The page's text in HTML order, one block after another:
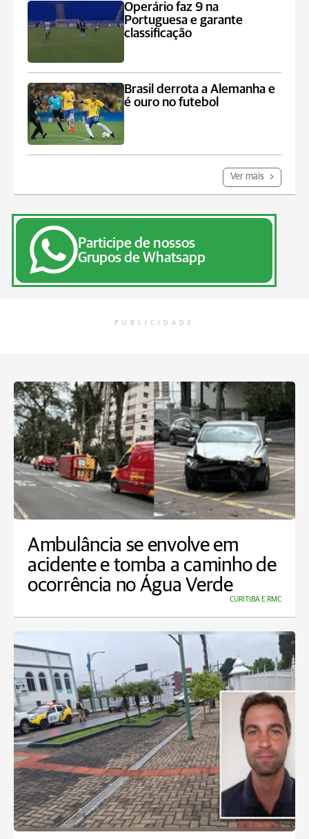
Operário faz 9 na
Portuguesa e garante
classificação
Brasil derrota a Alemanha e
é ouro no futebol
Ver mais
Participe de nossos
Grupos de Whatsapp
PUBLICIDADE
Ambulância se envolve em
acidente e tomba a caminho de
ocorrência no Água Verde
CURITIBA E RMC